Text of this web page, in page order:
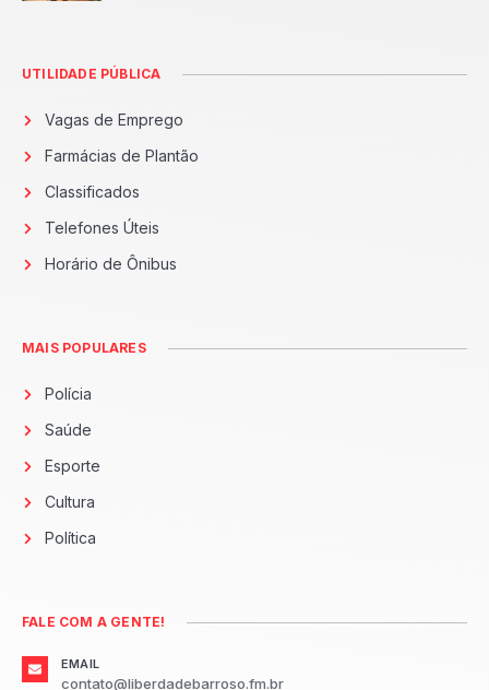
UTILIDADE PÚBLICA
Vagas de Emprego
Farmácias de Plantão
Classificados
Telefones Úteis
Horário de Ônibus
MAIS POPULARES
Polícia
Saúde
Esporte
Cultura
Política
FALE COM A GENTE!
EMAIL
contato@liberdadebarroso.fm.br